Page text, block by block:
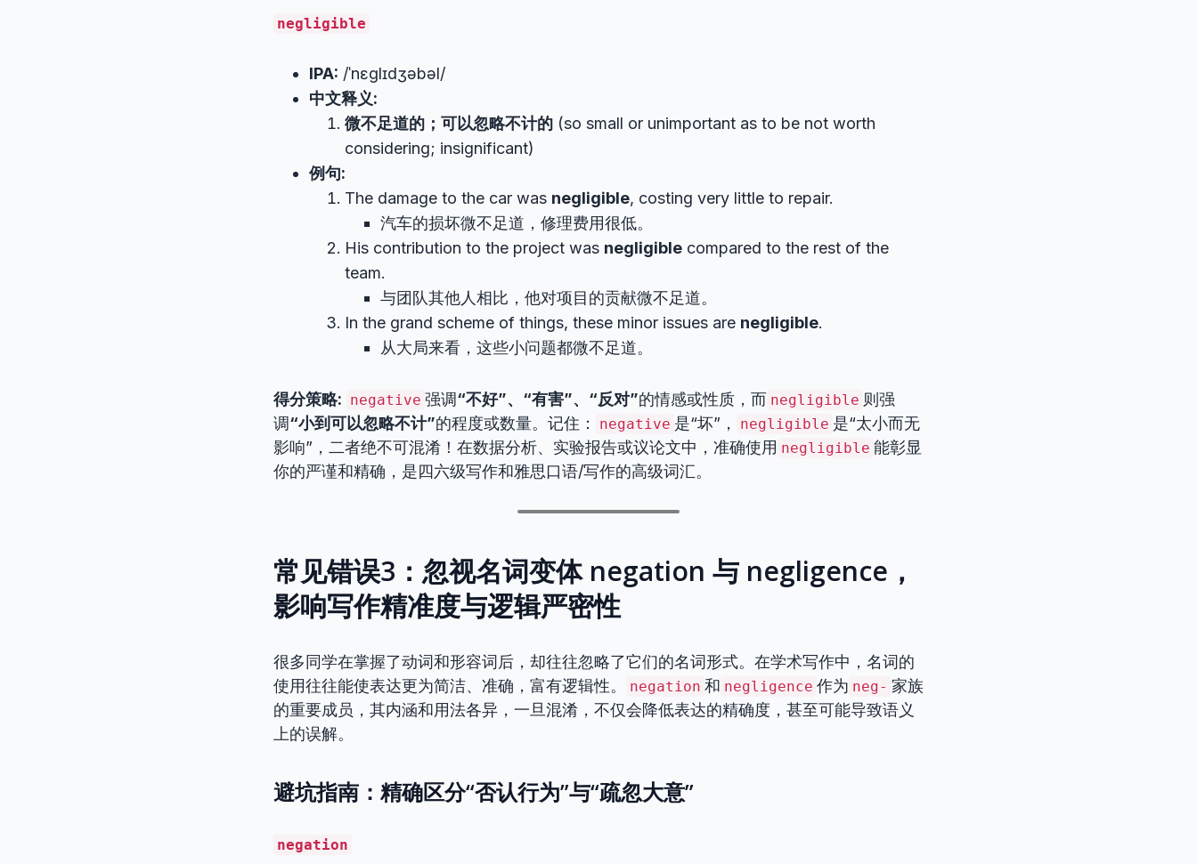
negligible
IPA: /ˈnɛɡlɪdʒəbəl/
中文释义:
微不足道的；可以忽略不计的 (so small or unimportant as to be not worth
considering; insignificant)
例句:
The damage to the car was negligible, costing very little to repair.
汽车的损坏微不足道，修理费用很低。
His contribution to the project was negligible compared to the rest of the
team.
与团队其他人相比，他对项目的贡献微不足道。
In the grand scheme of things, these minor issues are negligible.
从大局来看，这些小问题都微不足道。
得分策略: negative 强调“不好”、“有害”、“反对”的情感或性质，而 negligible 则强
调“小到可以忽略不计”的程度或数量。记住： negative 是“坏”， negligible 是“太小而无
影响”，二者绝不可混淆！在数据分析、实验报告或议论文中，准确使用 negligible 能彰显
你的严谨和精确，是四六级写作和雅思口语/写作的高级词汇。
常见错误3：忽视名词变体 negation 与 negligence，
影响写作精准度与逻辑严密性
很多同学在掌握了动词和形容词后，却往往忽略了它们的名词形式。在学术写作中，名词的
使用往往能使表达更为简洁、准确，富有逻辑性。
negation 和 negligence 作为 neg- 家族
的重要成员，其内涵和用法各异，一旦混淆，不仅会降低表达的精确度，甚至可能导致语义
上的误解。
避坑指南：精确区分“否认行为”与“疏忽大意”
negation